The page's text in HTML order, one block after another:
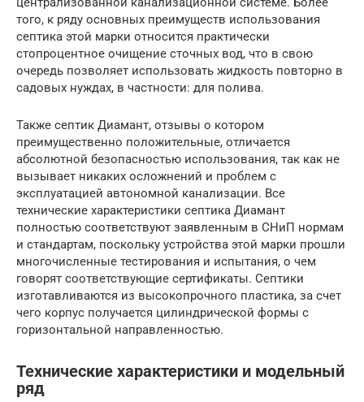
того, к ряду основных преимуществ использования
септика этой марки относится практически
стопроцентное очищение сточных вод, что в свою
очередь позволяет использовать жидкость повторно в
садовых нуждах, в частности: для полива.
Также септик Диамант, отзывы о котором
преимущественно положительные, отличается
абсолютной безопасностью использования, так как не
вызывает никаких осложнений и проблем с
эксплуатацией автономной канализации. Все
технические характеристики септика Диамант
полностью соответствуют заявленным в СНиП нормам
и стандартам, поскольку устройства этой марки прошли
многочисленные тестирования и испытания, о чем
говорят соответствующие сертификаты. Септики
изготавливаются из высокопрочного пластика, за счет
чего корпус получается цилиндрической формы с
горизонтальной направленностью.
Технические характеристики и модельный
ряд